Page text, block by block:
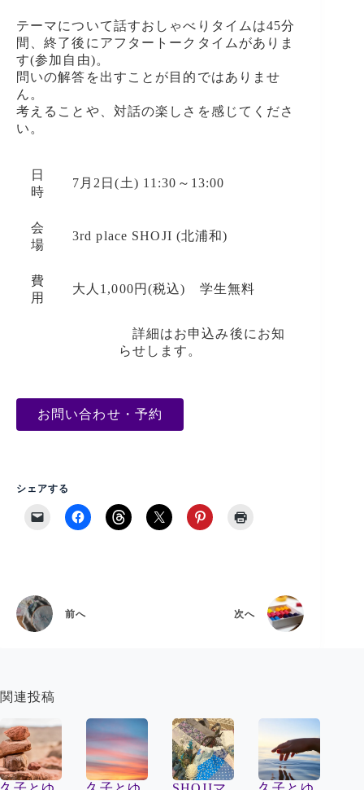
テーマについて話すおしゃべりタイムは45分
間、終了後にアフタートークタイムがありま
す(参加自由)。
問いの解答を出すことが目的ではありませ
ん。
考えることや、対話の楽しさを感じてくださ
い。
日
時
7月2日(土) 11:30～13:00
会
場
3rd place SHOJI (北浦和)
費
用
大人1,000円(税込) 学生無料
詳細はお申込み後にお知
らせします。
お問い合わせ・予約
シェアする
前へ 次へ
関連投稿